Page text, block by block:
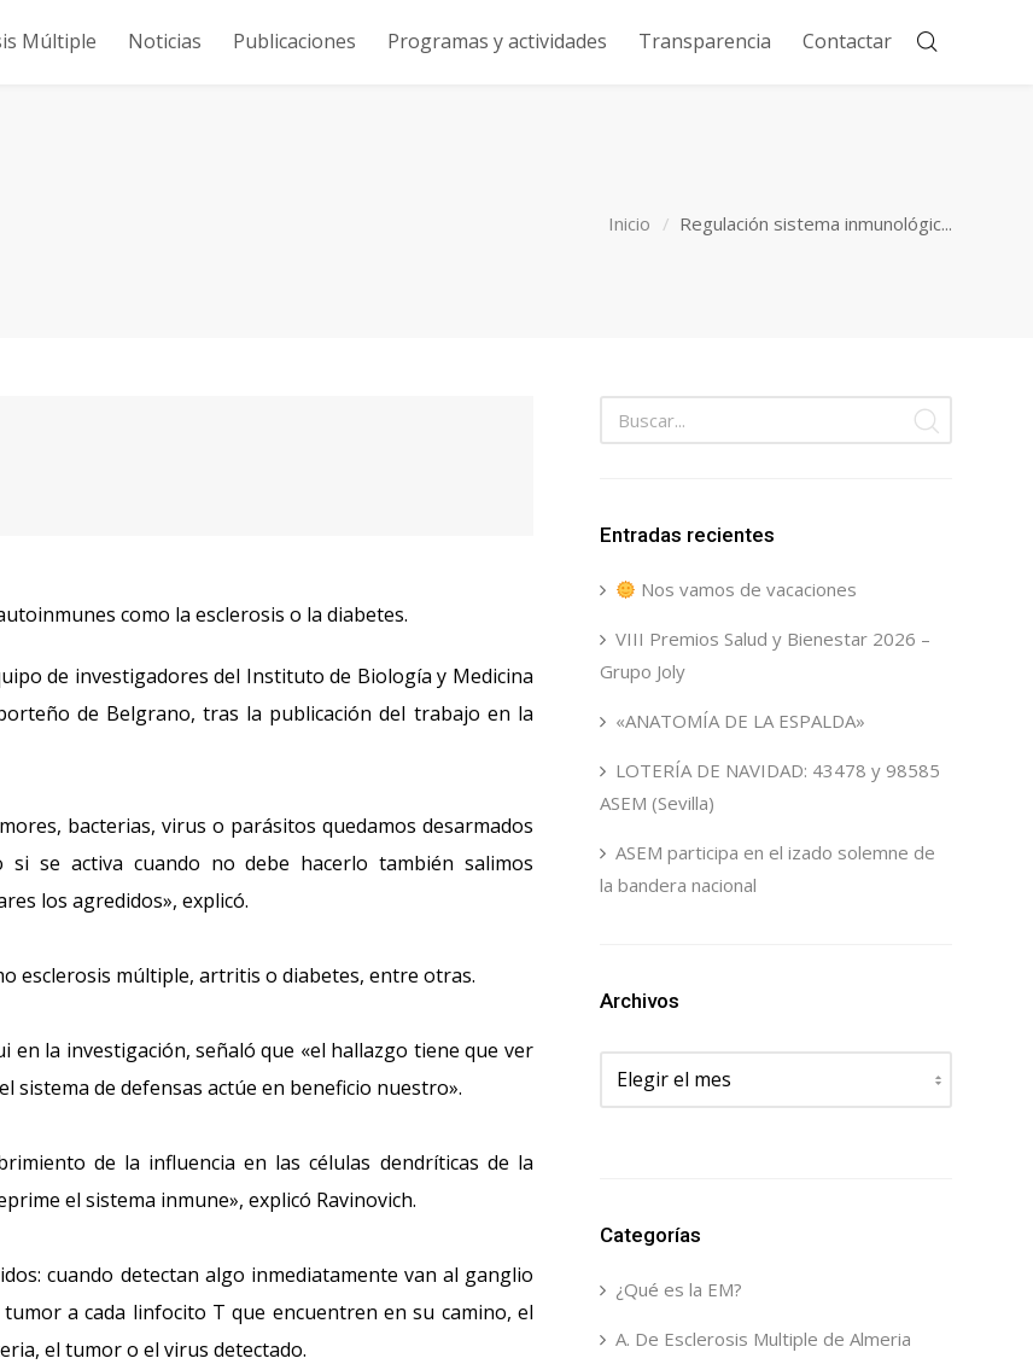
Múltiple Noticias Publicaciones Programas y actividades Transparencia Contactar
Inicio Regulación sistema inmunológic...
como la esclerosis o la diabetes.
de investigadores del Instituto de Biología y Medicina
de Belgrano, tras la publicación del trabajo en la
bacterias, virus o parásitos quedamos desarmados
se activa cuando no debe hacerlo también salimos
los agredidos», explicó.
esclerosis múltiple, artritis o diabetes, entre otras.
la investigación, señaló que «el hallazgo tiene que ver
sistema de defensas actúe en beneficio nuestro».
de la influencia en las células dendríticas de la
el sistema inmune», explicó Ravinovich.
cuando detectan algo inmediatamente van al ganglio
a cada linfocito T que encuentren en su camino, el
el tumor o el virus detectado.
Entradas recientes
Nos vamos de vacaciones
VIII Premios Salud y Bienestar 2026 –
Grupo Joly
«ANATOMÍA DE LA ESPALDA»
LOTERÍA DE NAVIDAD: 43478 y 98585
ASEM (Sevilla)
ASEM participa en el izado solemne de
la bandera nacional
Archivos
Archivos
Categorías
¿Qué es la EM?
A. De Esclerosis Multiple de Almeria